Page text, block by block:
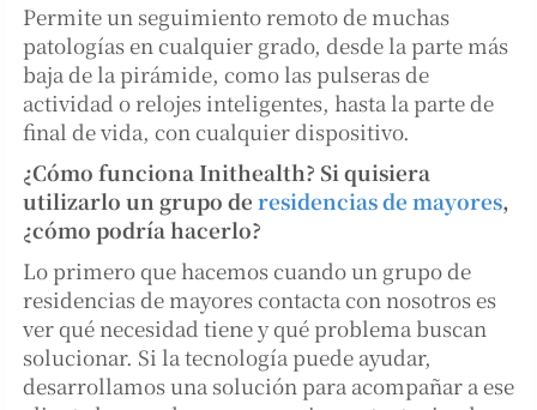
Permite un seguimiento remoto de muchas
patologías en cualquier grado, desde la parte más
baja de la pirámide, como las pulseras de
actividad o relojes inteligentes, hasta la parte de
final de vida, con cualquier dispositivo.
¿Cómo funciona Inithealth? Si quisiera
utilizarlo un grupo de residencias de mayores,
¿cómo podría hacerlo?
Lo primero que hacemos cuando un grupo de
residencias de mayores contacta con nosotros es
ver qué necesidad tiene y qué problema buscan
solucionar. Si la tecnología puede ayudar,
desarrollamos una solución para acompañar a ese